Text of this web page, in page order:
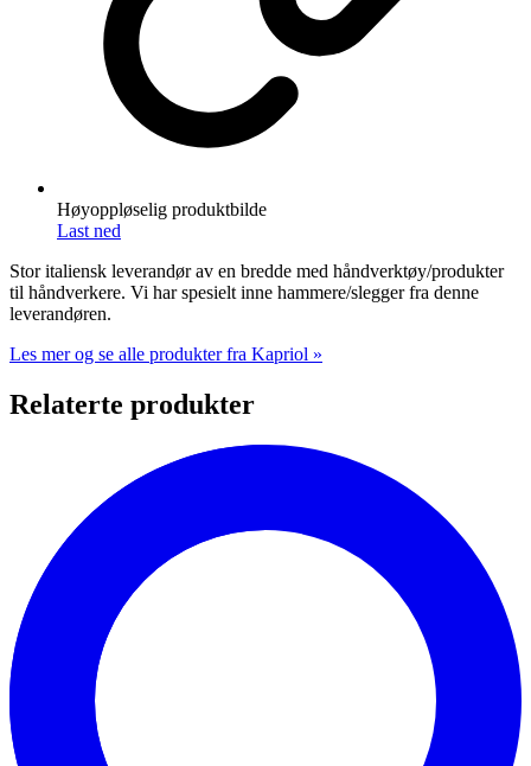
Høyoppløselig produktbilde
Last ned
Stor italiensk leverandør av en bredde med håndverktøy/produkter
til håndverkere. Vi har spesielt inne hammere/slegger fra denne
leverandøren.
Les mer og se alle produkter fra Kapriol »
Relaterte produkter